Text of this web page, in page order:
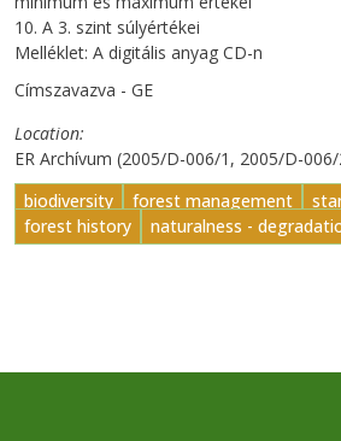
10. A 3. szint súlyértékei
Melléklet: A digitális anyag CD-n
Címszavazva - GE
Location
ER Archívum (2005/D-006/1, 2005/D-
biodiversity
forest management
forest history
naturalness -